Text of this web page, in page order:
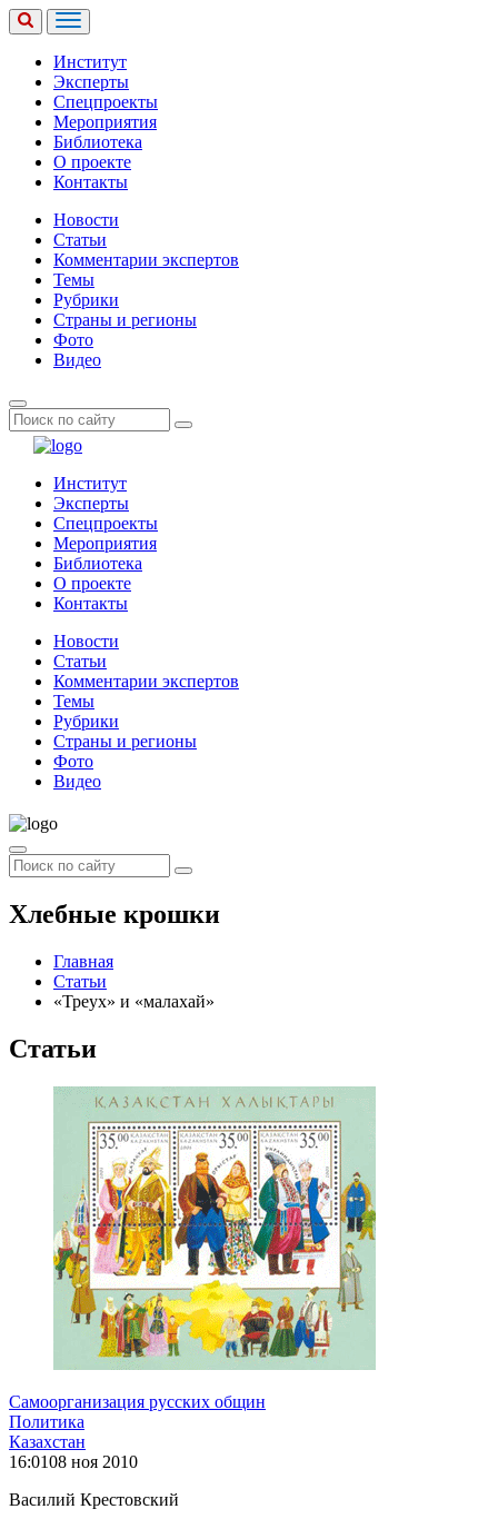
Институт
Эксперты
Спецпроекты
Мероприятия
Библиотека
О проекте
Контакты
Новости
Статьи
Комментарии экспертов
Темы
Рубрики
Страны и регионы
Фото
Видео
Институт
Эксперты
Спецпроекты
Мероприятия
Библиотека
О проекте
Контакты
Новости
Статьи
Комментарии экспертов
Темы
Рубрики
Страны и регионы
Фото
Видео
Хлебные крошки
Главная
Статьи
«Треух» и «малахай»
Статьи
Самоорганизация русских общин
Политика
Казахстан
16:0108 ноя 2010
Василий Крестовский